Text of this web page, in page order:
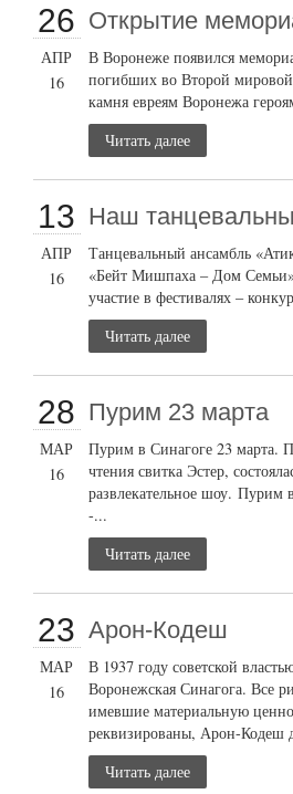
26
АПР
16
Открытие
В Воронеже появился
погибших во Второй
камня евреям Воронежа
Читать далее
13
АПР
16
Наш
Танцевальный ансамбль
«Бейт Мишпаха – Дом
участие в фестивалях –
Читать далее
28
МАР
16
Пурим 23 марта
Пурим в Синагоге 23 марта.
чтения свитка Эстер,
развлекательное шоу. Пурим
-...
Читать далее
23
МАР
16
Арон-Кодеш
В 1937 году советской
Воронежская Синагога. Все
имевшие материальную
реквизированы, Арон-Кодеш
Читать далее